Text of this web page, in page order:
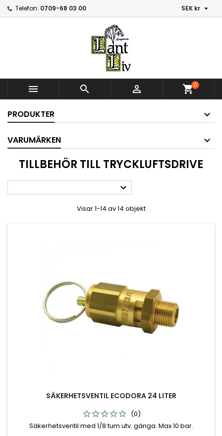
Telefon: 0709-68 03 00 SEK kr 
   shopping_cart0
PRODUKTER
VARUMÄRKEN
TILLBEHÖR TILL TRYCKLUFTSDRIVE

Visar 1-14 av 14 objekt
SÄKERHETSVENTIL ECODORA 24 LITER
(0)
Säkerhetsventil med 1/8 tum utv. gänga. Max 10 bar.